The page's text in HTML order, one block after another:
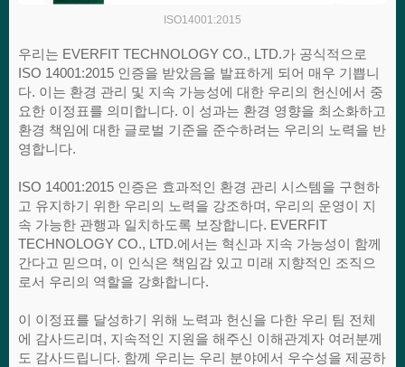
ISO14001:2015
우리는 EVERFIT TECHNOLOGY CO., LTD.가 공식적으로
ISO 14001:2015 인증을 받았음을 발표하게 되어 매우 기쁩니
다. 이는 환경 관리 및 지속 가능성에 대한 우리의 헌신에서 중
요한 이정표를 의미합니다. 이 성과는 환경 영향을 최소화하고
환경 책임에 대한 글로벌 기준을 준수하려는 우리의 노력을 반
영합니다.
ISO 14001:2015 인증은 효과적인 환경 관리 시스템을 구현하
고 유지하기 위한 우리의 노력을 강조하며, 우리의 운영이 지
속 가능한 관행과 일치하도록 보장합니다. EVERFIT
TECHNOLOGY CO., LTD.에서는 혁신과 지속 가능성이 함께
간다고 믿으며, 이 인식은 책임감 있고 미래 지향적인 조직으
로서 우리의 역할을 강화합니다.
이 이정표를 달성하기 위해 노력과 헌신을 다한 우리 팀 전체
에 감사드리며, 지속적인 지원을 해주신 이해관계자 여러분께
도 감사드립니다. 함께 우리는 우리 분야에서 우수성을 제공하